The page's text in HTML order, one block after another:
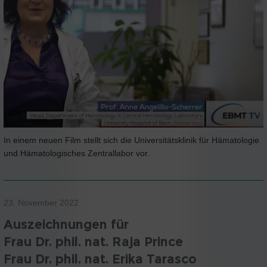
In einem neuen Film stellt sich die Universitätsklinik für Hämatologie
und Hämatologisches Zentrallabor vor.
23. November 2022
Auszeichnungen für
Frau Dr. phil. nat. Raja Prince
Frau Dr. phil. nat. Erika Tarasco